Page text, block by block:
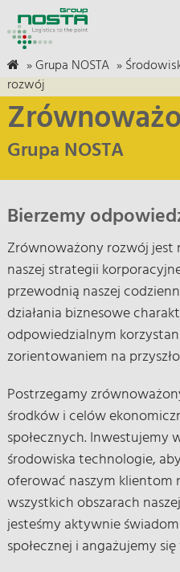
»Grupa NOSTA »
rozwój
Grupa NOSTA
Bierzemy
Zrównoważony rozwój jest
naszej strategii
przewodnią naszej
działania biznesowe
odpowiedzialnym
zorientowaniem na
Postrzegamy
środków i celów
społecznych. Inwestujemy
środowiska technologie,
oferować naszym klientom
wszystkich obszarach
jesteśmy aktywnie
społecznej i angażujemy